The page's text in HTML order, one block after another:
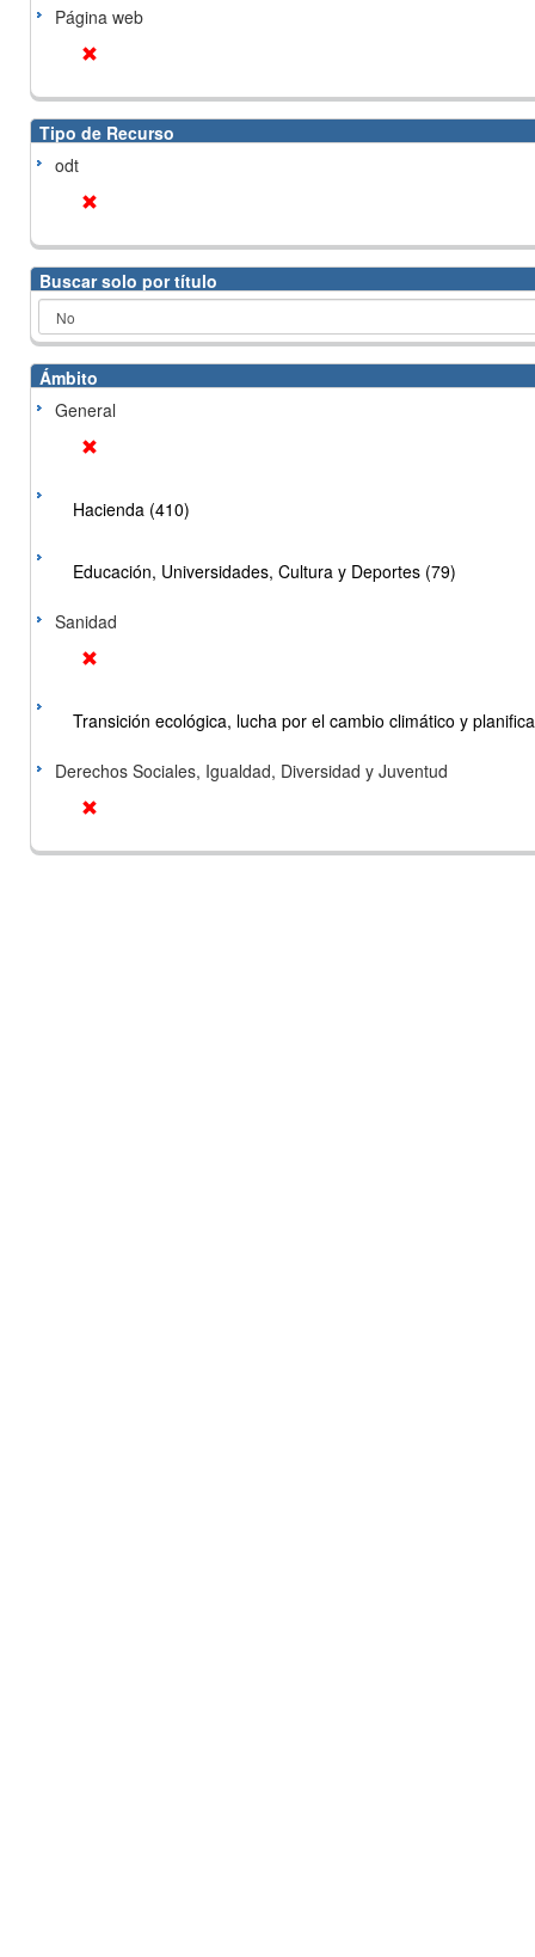
Página web
Tipo de Recurso
odt
Buscar solo por título
Ámbito
General
Hacienda (410)
Educación, Universidades, Cultura y Deportes (79)
Sanidad
Transición ecológica, lucha por el cambio climático y
Derechos Sociales, Igualdad, Diversidad y Juventud